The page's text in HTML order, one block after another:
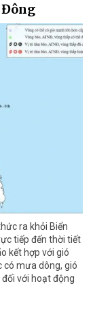
Đông
ra khỏi Biển
tiếp đến thời tiết
kết hợp với gió
có mưa dông, gió
với hoạt động